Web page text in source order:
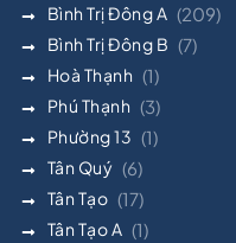
Bình Trị Đông A (209)
Bình Trị Đông B (7)
Hoà Thạnh (1)
Phú Thạnh (3)
Phường 13 (1)
Tân Quý (6)
Tân Tạo (17)
Tân Tạo A (1)